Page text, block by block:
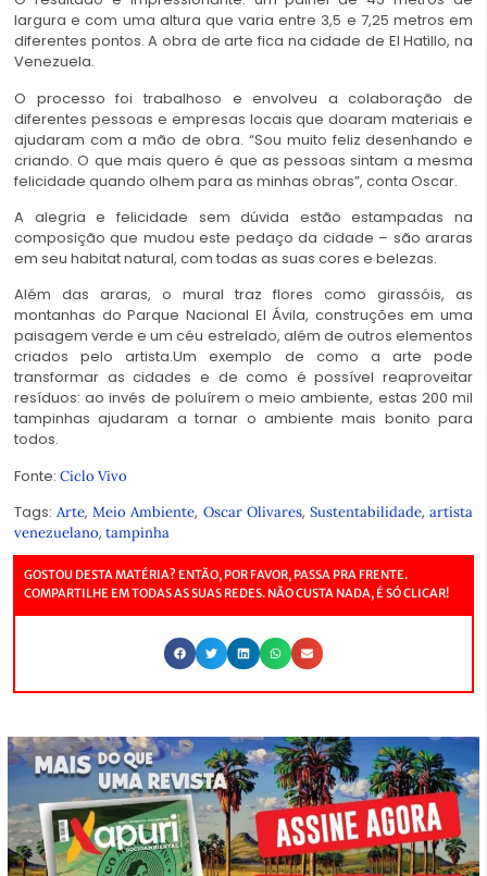
largura e com uma altura que varia entre 3,5 e 7,25 metros em
diferentes pontos. A obra de arte fica na cidade de El Hatillo, na
Venezuela.
O processo foi trabalhoso e envolveu a colaboração de
diferentes pessoas e empresas locais que doaram materiais e
ajudaram com a mão de obra. “Sou muito feliz desenhando e
criando. O que mais quero é que as pessoas sintam a mesma
felicidade quando olhem para as minhas obras”, conta Oscar.
A alegria e felicidade sem dúvida estão estampadas na
composição que mudou este pedaço da cidade – são araras
em seu habitat natural, com todas as suas cores e belezas.
Além das araras, o mural traz flores como girassóis, as
montanhas do Parque Nacional El Ávila, construções em uma
paisagem verde e um céu estrelado, além de outros elementos
criados pelo artista.Um exemplo de como a arte pode
transformar as cidades e de como é possível reaproveitar
resíduos: ao invés de poluírem o meio ambiente, estas 200 mil
tampinhas ajudaram a tornar o ambiente mais bonito para
todos.
Fonte: Ciclo Vivo
Tags:Arte,Meio Ambiente, Oscar Olivares, Sustentabilidade,artista
venezuelano, tampinha
GOSTOU DESTA MATÉRIA? ENTÃO, POR FAVOR, PASSA PRA FRENTE.
COMPARTILHE EM TODAS AS SUAS REDES. NÃO CUSTA NADA, É SÓ CLICAR!